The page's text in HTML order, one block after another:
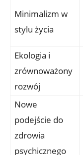
Minimalizm w
stylu życia
Ekologia i
zrównoważony
rozwój
Nowe
podejście do
zdrowia
psychicznego